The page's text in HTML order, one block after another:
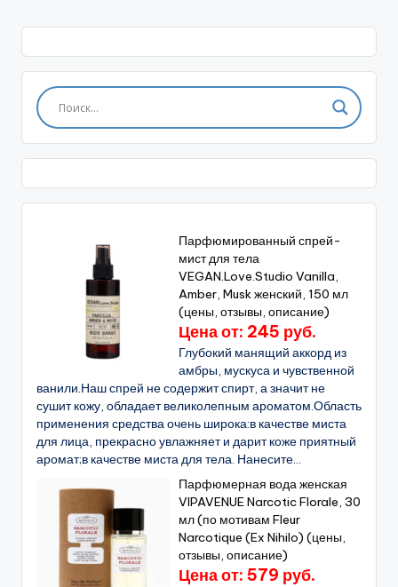
Парфюмированный спрей-
мист для тела
VEGAN.Love.Studio Vanilla,
Amber, Musk женский, 150 мл
(цены, отзывы, описание)
Цена от: 245 руб.
Глубокий манящий аккорд из
амбры, мускуса и чувственной
ванили.Наш спрей не содержит спирт, а значит не
сушит кожу, обладает великолепным ароматом.Область
применения средства очень широка:в качестве миста
для лица, прекрасно увлажняет и дарит коже приятный
аромат;в качестве миста для тела. Нанесите...
Парфюмерная вода женская
VIPAVENUE Narcotic Florale, 30
мл (по мотивам Fleur
Narcotique (Ex Nihilo) (цены,
отзывы, описание)
Цена от: 579 руб.